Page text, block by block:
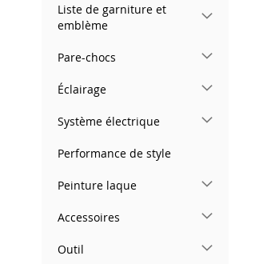
Ajouter au panier
AJOUTER
Ajouter au panier
Liste de garniture et
emblème
Pare-chocs
Éclairage
Système électrique
Performance de style
Peinture laque
Accessoires
Outil